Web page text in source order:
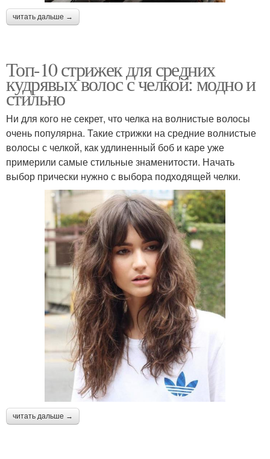
читать дальше →
Топ-10 стрижек для средних
кудрявых волос с челкой: модно и
стильно
Ни для кого не секрет, что челка на волнистые волосы
очень популярна. Такие стрижки на средние волнистые
волосы с челкой, как удлиненный боб и каре уже
примерили самые стильные знаменитости. Начать
выбор прически нужно с выбора подходящей челки.
читать дальше →